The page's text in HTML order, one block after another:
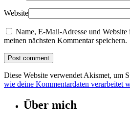
Website
Name, E-Mail-Adresse und
meinen nächsten Kommentar speichern.
Diese Website verwendet Akismet, um
wie deine Kommentardaten verarbeitet
Über mich